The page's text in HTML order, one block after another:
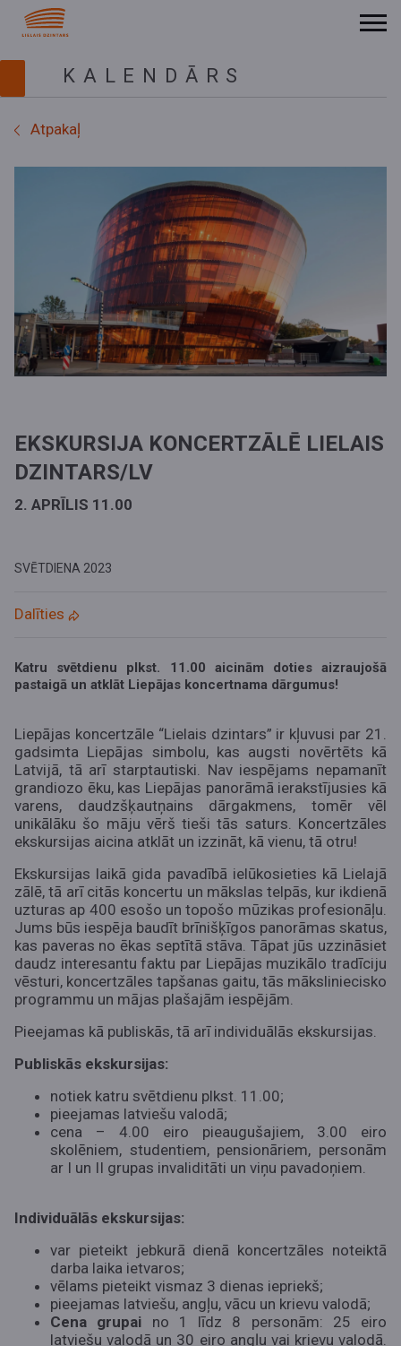
KALENDĀRS
Atpakaļ
EKSKURSIJA KONCERTZĀLĒ LIELAIS
DZINTARS/LV
2. APRĪLIS 11.00
SVĒTDIENA 2023
Dalīties
Katru svētdienu plkst. 11.00 aicinām doties aizraujošā
pastaigā un atklāt Liepājas koncertnama dārgumus!
Liepājas koncertzāle “Lielais dzintars” ir kļuvusi par 21.
gadsimta Liepājas simbolu, kas augsti novērtēts kā
Latvijā, tā arī starptautiski. Nav iespējams nepamanīt
grandiozo ēku, kas Liepājas panorāmā ierakstījusies kā
varens, daudzšķautņains dārgakmens, tomēr vēl
unikālāku šo māju vērš tieši tās saturs. Koncertzāles
ekskursijas aicina atklāt un izzināt, kā vienu, tā otru!
Ekskursijas laikā gida pavadībā ielūkosieties kā Lielajā
zālē, tā arī citās koncertu un mākslas telpās, kur ikdienā
uzturas ap 400 esošo un topošo mūzikas profesionāļu.
Jums būs iespēja baudīt brīnišķīgos panorāmas skatus,
kas paveras no ēkas septītā stāva. Tāpat jūs uzzināsiet
daudz interesantu faktu par Liepājas muzikālo tradīciju
vēsturi, koncertzāles tapšanas gaitu, tās māksliniecisko
programmu un mājas plašajām iespējām.
Pieejamas kā publiskās, tā arī individuālās ekskursijas.
Publiskās ekskursijas:
notiek katru svētdienu plkst. 11.00;
pieejamas latviešu valodā;
cena – 4.00 eiro pieaugušajiem, 3.00 eiro
skolēniem, studentiem, pensionāriem, personām
ar I un II grupas invaliditāti un viņu pavadoņiem.
Individuālās ekskursijas:
var pieteikt jebkurā dienā koncertzāles noteiktā
darba laika ietvaros;
vēlams pieteikt vismaz 3 dienas iepriekš;
pieejamas latviešu, angļu, vācu un krievu valodā;
Cena grupai
no 1 līdz 8 personām: 25 eiro
latviešu valodā un 30 eiro angļu vai krievu valodā.